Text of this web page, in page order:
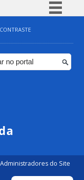
Simplifique!
Comunica BR
Participe
Administradores do Site